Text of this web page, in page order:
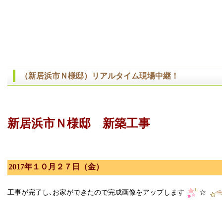
（新居浜市Ｎ様邸）リアルタイム現場中継！
新居浜市Ｎ様邸 新築工事
2017年１０月２７日（金）
工事が完了し､お家ができたので完成画像をアップします ☆